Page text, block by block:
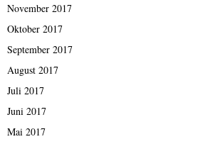
November 2017
Oktober 2017
September 2017
August 2017
Juli 2017
Juni 2017
Mai 2017